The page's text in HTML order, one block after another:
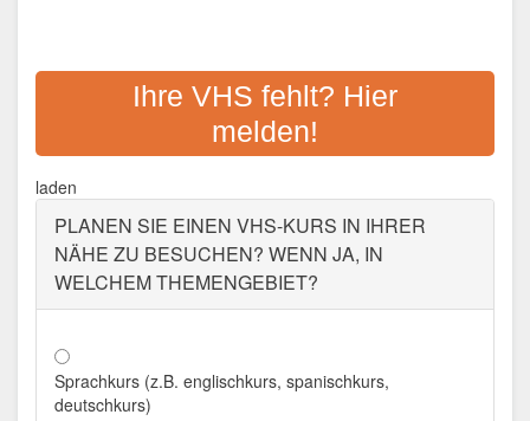
VOLKSHOCHSCHULE DER
STADT IBBENBÜREN
Ihre VHS fehlt? Hier
melden!
laden
PLANEN SIE EINEN VHS-KURS IN IHRER
NÄHE ZU BESUCHEN? WENN JA, IN
WELCHEM THEMENGEBIET?
Sprachkurs (z.B. englischkurs, spanischkurs,
deutschkurs)